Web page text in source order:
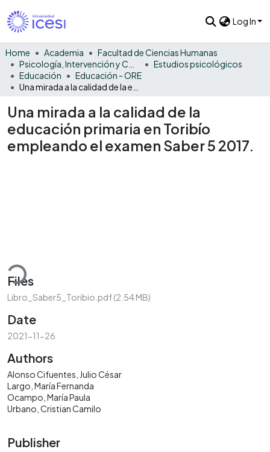
Log In
Home Academia
Facultad de Ciencias Humanas
Estudios psicológicos
Educación
Educación - ORE
Una mirada a la calidad de la
educación primaria en Toribío
empleando el examen Saber 5 2017.
Files
Libro_Saber5_Toribio.pdf(2.54 MB)
Date
2021-11-26
Authors
Alonso Cifuentes, Julio César
Largo, María Fernanda
Ocampo, María Paula
Urbano, Cristian Camilo
Publisher